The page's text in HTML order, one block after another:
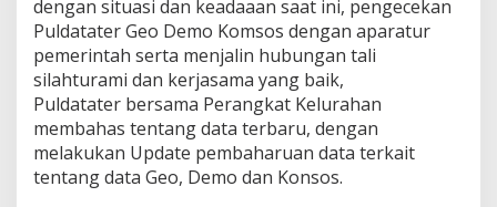
i
m
0
2
0
/
A
s
dengan situasi dan keadaaan saat ini, pengecekan
Puldatater Geo Demo Komsos dengan aparatur
pemerintah serta menjalin hubungan tali
silahturami dan kerjasama yang baik,
Puldatater bersama Perangkat Kelurahan
membahas tentang data terbaru, dengan
melakukan Update pembaharuan data terkait
tentang data Geo, Demo dan Konsos.